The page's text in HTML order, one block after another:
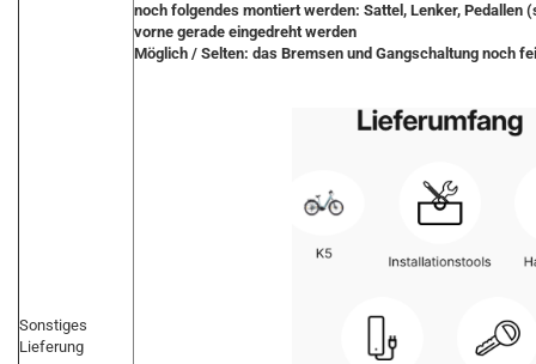
Sonstiges
Lieferung
noch folgendes montiert werden: Sattel, Lenker,
vorne gerade eingedreht werden
Möglich / Selten: das Bremsen und Gangschaltung noch